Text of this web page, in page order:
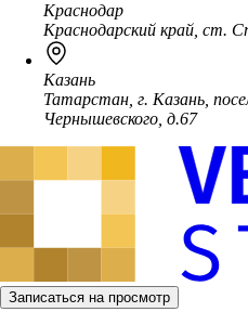
Краснодар
Краснодарский край, ст.
Казань
Татарстан, г. Казань,
Чернышевского, д.67
Записаться на просмотр